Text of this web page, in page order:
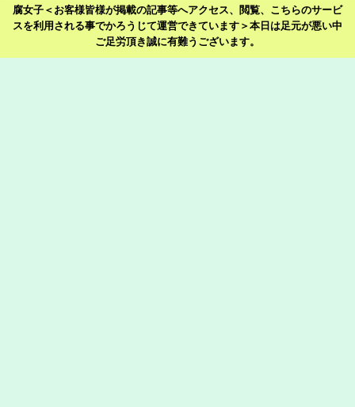
腐女子＜お客様皆様が掲載の記事等へアクセス、閲覧、こちらのサービ
スを利用される事でかろうじて運営できています＞本日は足元が悪い中
ご足労頂き誠に有難うございます。